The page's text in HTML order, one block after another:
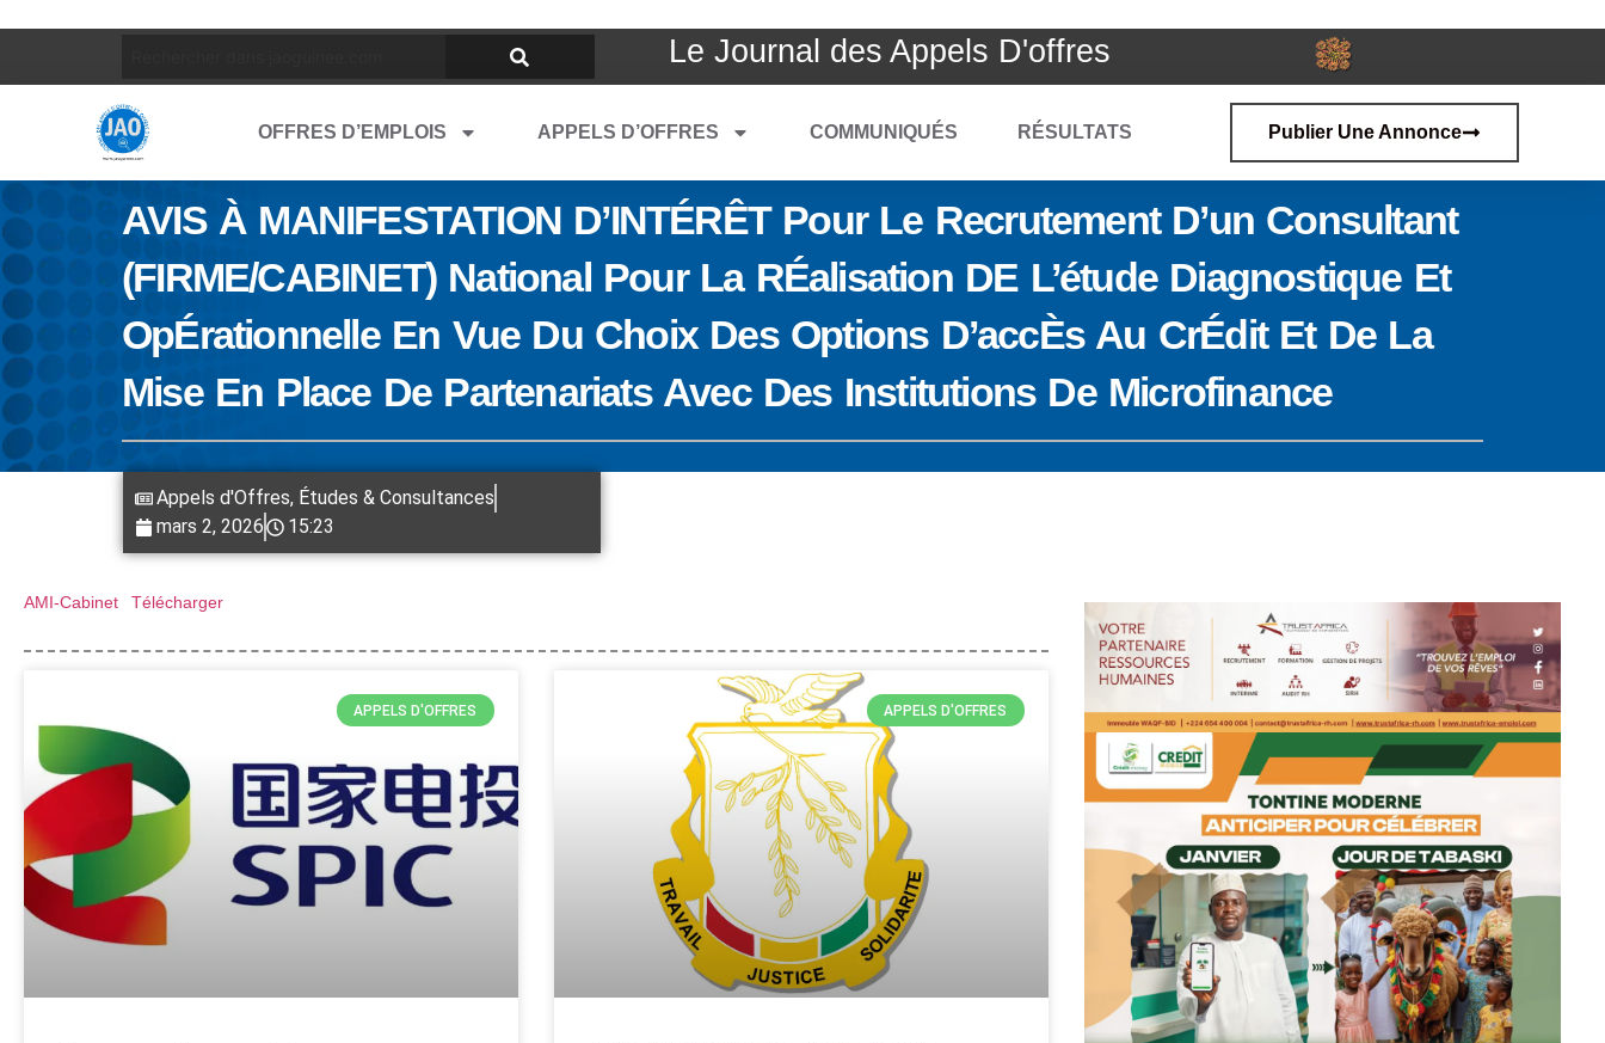
Le Journal des Appels D'offres
OFFRES D’EMPLOIS APPELS D’OFFRES COMMUNIQUÉS RÉSULTATS Publier Une Annonce
AVIS À MANIFESTATION D’INTÉRÊT Pour Le Recrutement D’un Consultant
(FIRME/CABINET) National Pour La RÉalisation DE L’étude Diagnostique Et
OpÉrationnelle En Vue Du Choix Des Options D’accÈs Au CrÉdit Et De La
Mise En Place De Partenariats Avec Des Institutions De Microfinance
Appels d'Offres, Études & Consultances
mars 2, 2026
15:23
AMI-Cabinet Télécharger
APPELS D'OFFRES APPELS D'OFFRES